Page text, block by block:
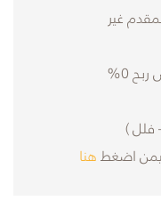
غير
0%
فلل )
اضغطهنا